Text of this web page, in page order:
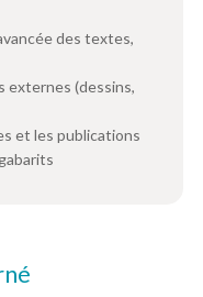
des textes,
externes (dessins,
et les publications